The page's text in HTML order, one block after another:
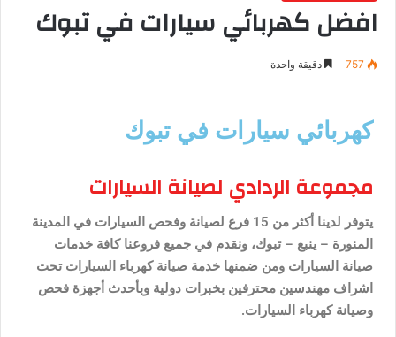
افضل كهربائي سيارات في تبوك
757 دقيقة واحدة
كهربائي سيارات في تبوك
مجموعة الردادي لصيانة السيارات
يتوفر لدينا أكثر من 15 فرع لصيانة وفحص السيارات في المدينة
المنورة – ينبع – تبوك، ونقدم في جميع فروعنا كافة خدمات
صيانة السيارات ومن ضمنها خدمة صيانة كهرباء السيارات تحت
اشراف مهندسين محترفين بخبرات دولية وبأحدث أجهزة فحص
وصيانة كهرباء السيارات.